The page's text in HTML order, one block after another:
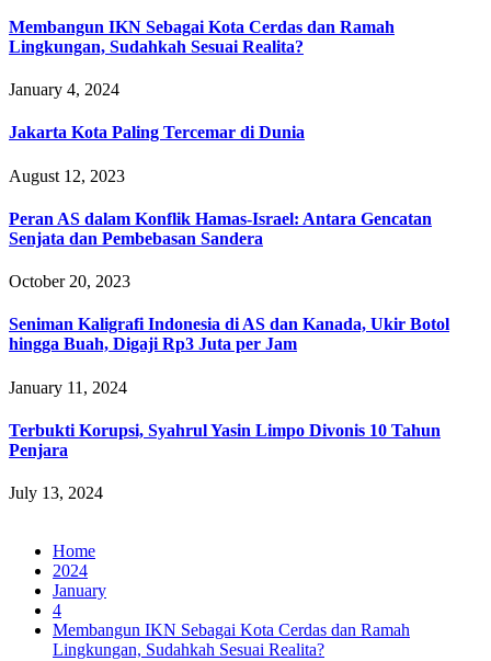
Membangun IKN Sebagai Kota Cerdas dan Ramah
Lingkungan, Sudahkah Sesuai Realita?
January 4, 2024
Jakarta Kota Paling Tercemar di Dunia
August 12, 2023
Peran AS dalam Konflik Hamas-Israel: Antara Gencatan
Senjata dan Pembebasan Sandera
October 20, 2023
Seniman Kaligrafi Indonesia di AS dan Kanada, Ukir Botol
hingga Buah, Digaji Rp3 Juta per Jam
January 11, 2024
Terbukti Korupsi, Syahrul Yasin Limpo Divonis 10 Tahun
Penjara
July 13, 2024
Home
2024
January
4
Membangun IKN Sebagai Kota Cerdas dan Ramah
Lingkungan, Sudahkah Sesuai Realita?